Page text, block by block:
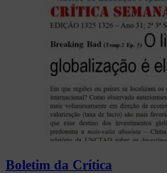
Boletim da Crítica